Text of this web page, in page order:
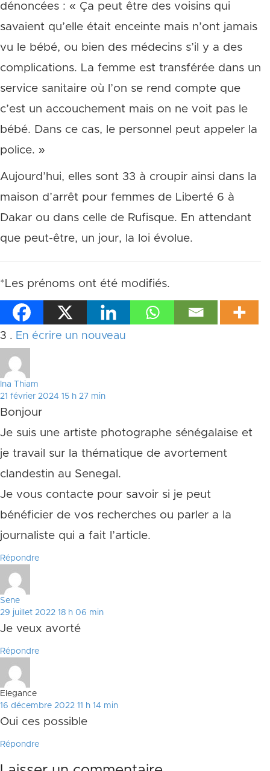
dénoncées : « Ça peut être des voisins qui
savaient qu’elle était enceinte mais n’ont jamais
vu le bébé, ou bien des médecins s’il y a des
complications. La femme est transférée dans un
service sanitaire où l’on se rend compte que
c’est un accouchement mais on ne voit pas le
bébé. Dans ce cas, le personnel peut appeler la
police. »
Aujourd’hui, elles sont 33 à croupir ainsi dans la
maison d’arrêt pour femmes de Liberté 6 à
Dakar ou dans celle de Rufisque. En attendant
que peut-être, un jour, la loi évolue.
*Les prénoms ont été modifiés.
3 Commentaires
. En écrire un nouveau
Ina Thiam
21 février 2024 15 h 27 min
Bonjour
Je suis une artiste photographe sénégalaise et
je travail sur la thématique de avortement
clandestin au Senegal.
Je vous contacte pour savoir si je peut
bénéficier de vos recherches ou parler a la
journaliste qui a fait l’article.
Répondre
Sene
29 juillet 2022 18 h 06 min
Je veux avorté
Répondre
Elegance
16 décembre 2022 11 h 14 min
Oui ces possible
Répondre